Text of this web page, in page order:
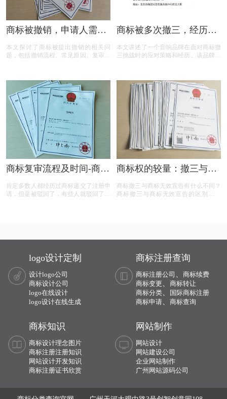
商标被撤销，申请人需担
本文探讨了商标被提出撤销的相关问
题，包括撤销流程、常见原因、复审与
利人提供了全面的指导。
商标被多次撤三，经历答
本文讲述了一个音响品牌在面对商标撤
三挑战时的应对策略和经历。该品牌遭
据，品牌在复审中取得胜利，维护了商
标权益。文章概述了商标撤三定义、答
辩、复审流程，以及如何通过有效的证
据和专业策略来保护商标不被撤销。
商标复审流程及时间-商标
肯定多数人都经历过商标递交了注册申
请，但是被驳回了，有些人就驳回了就
商标权的较量：撤三与无
对？
商标撤三与商标无效宣告有什么不同？
商标撤三与商标无效宣告的区别在哪
logo设计定制
设计logo公司
商标设计公司
logo在线设计
logo设计在线生成
商标注册查询
商标注册公司
商标续费
商标变更
商标转让
商标分类、
国际商标注册
商标申请、 商标查询
商标知识
商标设计理念图片
商标注册注册知识
网站设计开发知识
商标注册证书欣赏
网站制作
网站设计
网站建设公司
企业网站制作
广州网站源码公司